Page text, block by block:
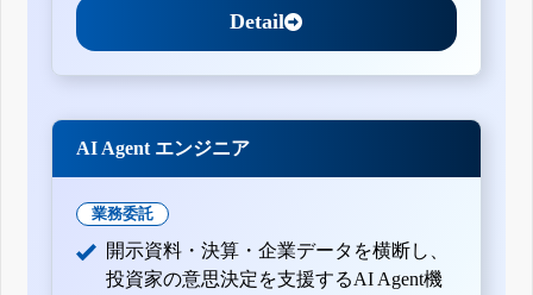
Detail
AI Agent エンジニア
業務委託
開示資料・決算・企業データを横断し、
投資家の意思決定を支援するAI Agent機